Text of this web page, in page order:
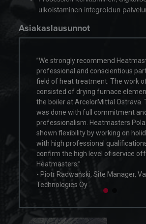
ulkoistaminen integroidun
Asiakaslausunnot
Heatmasters as a
partner in the
The work of this project
elements inside
Ostrava. The service
and
Poland has
on holidays and
We
service offered by
Manager, Valmet
”We strongly
professional
field of heat
consisted of
the boiler at
was done with
shown
with high
confirm the
- Piotr